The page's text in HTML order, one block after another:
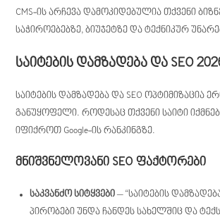
CMS-ის არჩევა დამოკიდებულია თქვენი
საჭიროებებზე, ბიუჯეტზე და ტექნიკურ
საიტების დამზადება და SEO
საიტების დამზადება და SEO ოპტიმიზაცია
განუყოფელი. როდესაც თქვენი საიტი
იფიქროთ Google-ის რანკინგზე.
მნიშვნელოვანი SEO ფაქტორები
საკვანძო სიტყვები – “საიტების
პირობები უნდა ჩანდეს სახელშიც და